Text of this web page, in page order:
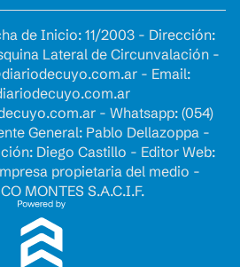
de Inicio: 11/2003 - Dirección:
Lateral de Circunvalación -
- Email:
- Whatsapp: (054)
General: Pablo Dellazoppa -
Diego Castillo - Editor Web:
propietaria del medio -
MONTES S.A.C.I.F.